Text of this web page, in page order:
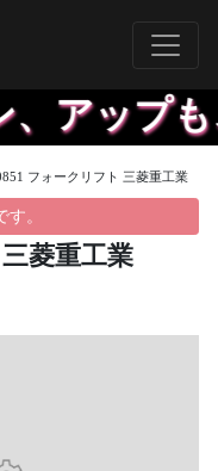
プも
フォークリフト 三菱重工業
。
菱重工業